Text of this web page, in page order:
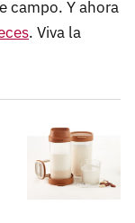
campo. Y ahora
. Viva la